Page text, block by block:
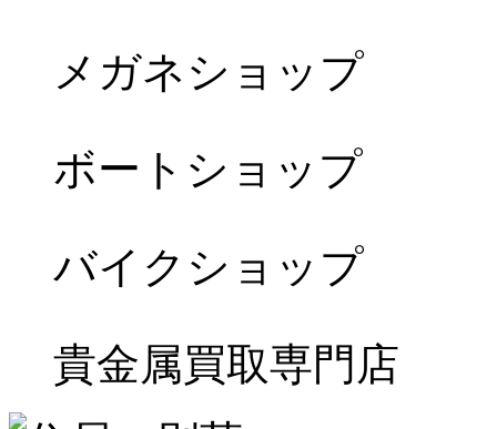
メガネショップ
ボートショップ
バイクショップ
貴金属買取専門店